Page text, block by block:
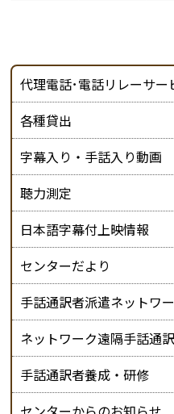
代理電話･電話リレーサー
各種貸出
字幕入り・手話入り動画
聴力測定
日本語字幕付上映情報
センターだより
手話通訳者派遣ネットワ
ネットワーク遠隔手話通
手話通訳者養成・研修